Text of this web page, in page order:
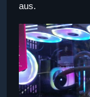
aus.